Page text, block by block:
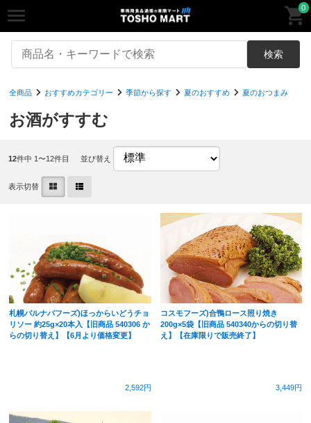
0
検索
全商品 おすすめカテゴリー 季節から探す 夏のおすすめ 夏のおつまみ
お酒がすすむ
12件中 1〜12件目 並び替え
表示切替
札幌バルナバフーズ)ほっからいどうチョ
リソー 約25g×20本入【旧商品 540306 か
らの切り替え】【6月より価格変更】
2,592円
コスモフーズ)合鴨ロース照り焼き
200g×5袋【旧商品 540340からの切り替
え】【在庫限りで販売終了】
3,449円